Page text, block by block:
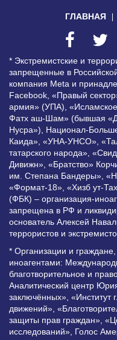
ГЛАВНАЯ
* Экстремистские и
запрещенные в
компания Meta и
Facebook, «Правый
армия» (УПА),
Фатх аш-Шам» (бывшая
Нусра»), Национал-
Каида», «УНА-УНСО»,
татарского народа»,
Дивижн», «Братство»
им. Степана Бандеры»,
«Формат-18», «Хизб ут-
(ФБК) – организация-
запрещена в РФ и
основатель Алексей
террористов и
* Организации и
иноагентами:
благотворительное и
Аналитический центр
заключённых», «Институт
движений»,
защиты прав граждан»,
исследований», Голос